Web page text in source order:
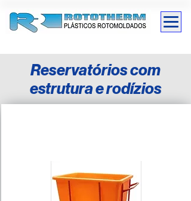
Reservatórios com
estrutura e rodízios